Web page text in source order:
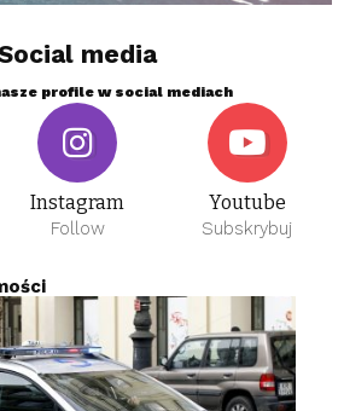
media
profile w social mediach
Instagram
Follow
Youtube
Subskrybuj